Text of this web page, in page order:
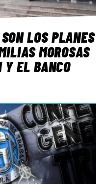
LOS PLANES
MOROSAS
Y EL BANCO